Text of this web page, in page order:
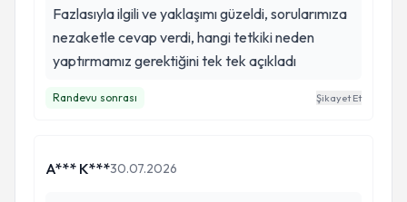
Fazlasıyla ilgili ve yaklaşımı güzeldi, sorularımıza
nezaketle cevap verdi, hangi tetkiki neden
yaptırmamız gerektiğini tek tek açıkladı
Randevu sonrası Şikayet Et
A*** K***30.07.2026